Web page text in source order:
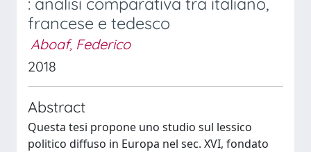
francese e tedesco
Aboaf, Federico
2018
Abstract
Questa tesi propone uno studio sul lessico
politico diffuso in Europa nel sec. XVI, fondato